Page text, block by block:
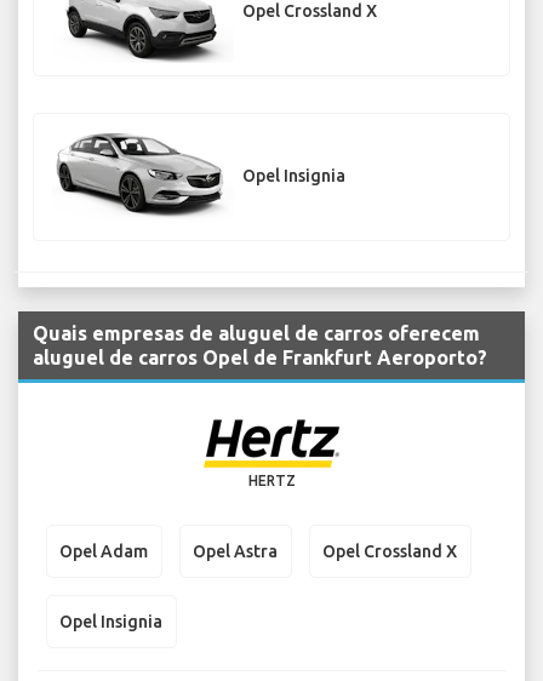
Opel Crossland X
Opel Insignia
Quais empresas de aluguel de carros oferecem
aluguel de carros Opel de Frankfurt Aeroporto?
HERTZ
Opel Adam Opel Astra Opel Crossland X
Opel Insignia